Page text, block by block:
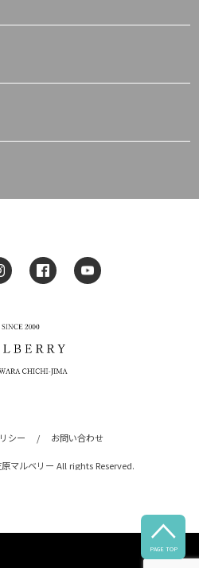

PAGE TOP
シー / お問い合わせ
マルベリー All rights Reserved.